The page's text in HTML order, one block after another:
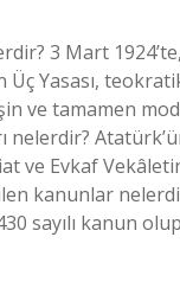
3 Mart
Üç Yasası,
ve tamamen
nelerdir?
ve Evkaf
kanunlar
sayılı kanun